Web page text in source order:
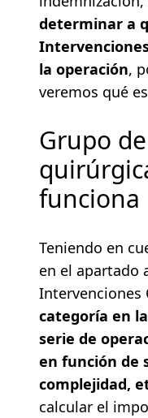
determinar a
la operación,
veremos qué
Grupo
funciona
Teniendo en
en el apartado
Intervenciones
categoría en
serie de
en función de
complejidad,
calcular el